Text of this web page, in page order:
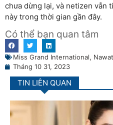
chưa dừng lại, và netizen vẫn
này trong thời gian gần đây.
Có thể bạn quan tâm
Miss Grand International, Nawat
Tháng 10 31, 2023
TIN LIÊN QUAN